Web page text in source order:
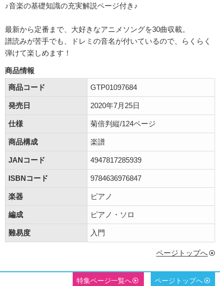
♪音楽の基礎知識の充実解説ページ付き♪
最新から定番まで、大好きなアニメソングを30曲収載。
譜読みが苦手でも、ドレミの音名が付いているので、らくらく
弾けて楽しめます！
商品情報
商品コード
GTP01097684
発売日 2020年7月25日
仕様 菊倍判縦/124ページ
商品構成 楽譜
JANコード 4947817285939
ISBNコード 9784636976847
楽器 ピアノ
編成 ピアノ・ソロ
難易度 入門
ページトップへ
特集ページ一覧へ ページトップへ